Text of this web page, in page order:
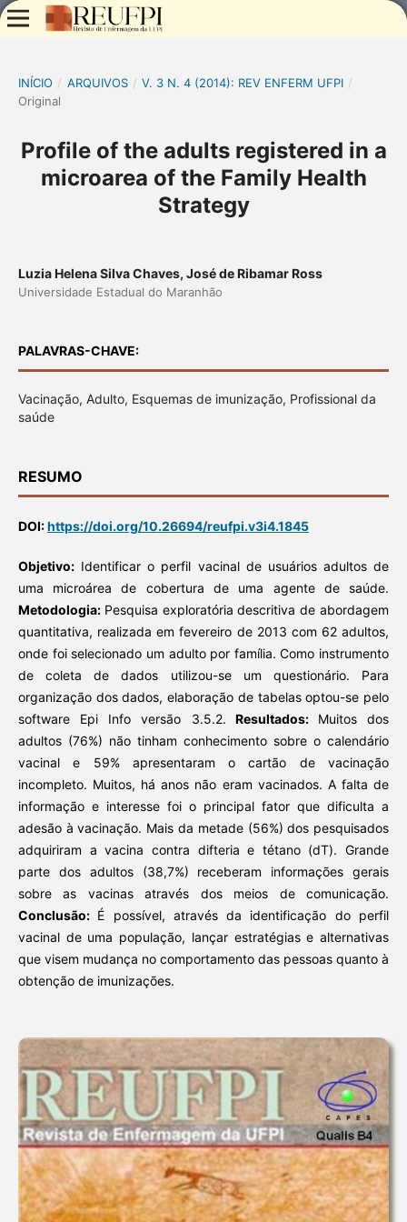
INÍCIO / ARQUIVOS / V. 3 N. 4 (2014): REV ENFERM UFPI /
Original
Profile of the adults registered in a
microarea of the Family Health
Strategy
Luzia Helena Silva Chaves, José de Ribamar Ross
Universidade Estadual do Maranhão
PALAVRAS-CHAVE:
Vacinação, Adulto, Esquemas de imunização, Profissional da
saúde
RESUMO
DOI:https://doi.org/10.26694/reufpi.v3i4.1845
Objetivo:Identificar o perfil vacinal de usuários adultos de
uma microárea de cobertura de uma agente de saúde.
Metodologia: Pesquisa exploratória descritiva de abordagem
quantitativa, realizada em fevereiro de 2013 com 62 adultos,
onde foi selecionado um adulto por família. Como instrumento
de coleta de dados utilizou-se um questionário. Para
organização dos dados, elaboração de tabelas optou-se pelo
software Epi Info versão 3.5.2. Resultados: Muitos dos
adultos (76%) não tinham conhecimento sobre o calendário
vacinal e 59% apresentaram o cartão de vacinação
incompleto. Muitos, há anos não eram vacinados. A falta de
informação e interesse foi o principal fator que dificulta a
adesão à vacinação. Mais da metade (56%) dos pesquisados
adquiriram a vacina contra difteria e tétano (dT). Grande
parte dos adultos (38,7%) receberam informações gerais
sobre as vacinas através dos meios de comunicação.
Conclusão: É possível, através da identificação do perfil
vacinal de uma população, lançar estratégias e alternativas
que visem mudança no comportamento das pessoas quanto à
obtenção de imunizações.